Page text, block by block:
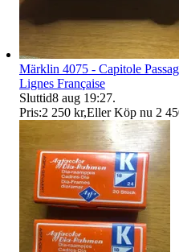
Märklin 4075 - Capitole
Lignes Française
Sluttid8 aug 19:27.
Pris:2 250 kr,Eller Köp nu 2